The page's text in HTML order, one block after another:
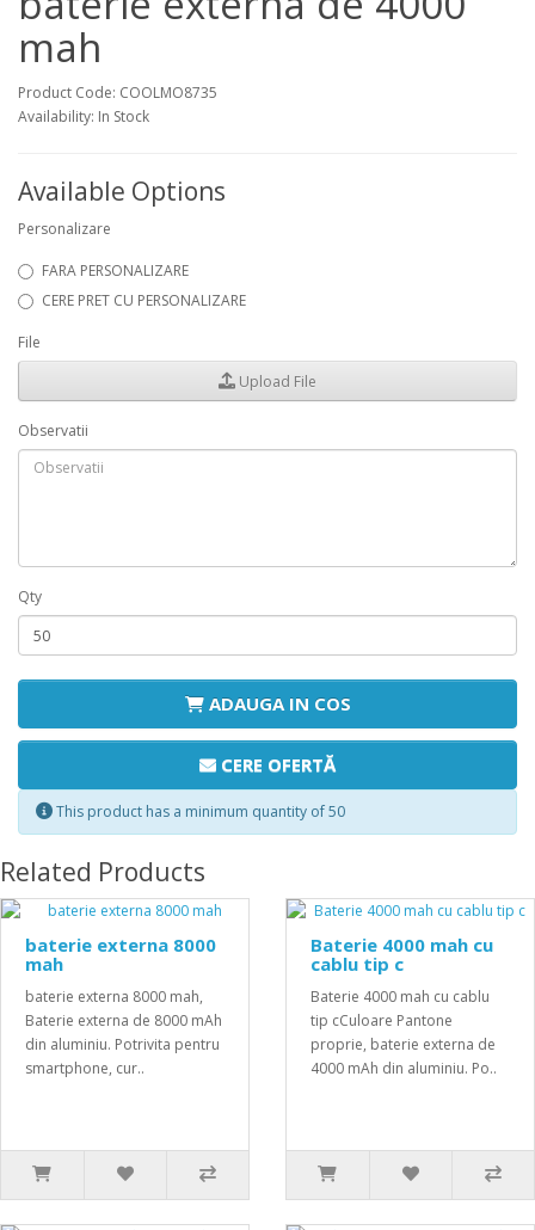
mah
Product Code: COOLMO8735
Availability: In Stock
Available Options
Personalizare
FARA PERSONALIZARE
CERE PRET CU PERSONALIZARE
File
Upload File
Observatii
Qty
ADAUGA IN COS
CERE OFERTĂ
This product has a minimum quantity of 50
Related Products
baterie externa 8000
mah
baterie externa 8000 mah,
Baterie externa de 8000 mAh
din aluminiu. Potrivita pentru
smartphone, cur..
Baterie 4000 mah cu
cablu tip c
Baterie 4000 mah cu cablu
tip cCuloare Pantone
proprie, baterie externa de
4000 mAh din aluminiu. Po..